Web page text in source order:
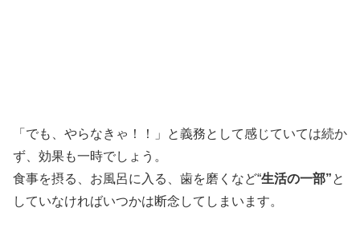
「でも、やらなきゃ！！」と義務として感じていては続か
ず、効果も一時でしょう。
食事を摂る、お風呂に入る、歯を磨くなど“生活の一部”と
していなければいつかは断念してしまいます。